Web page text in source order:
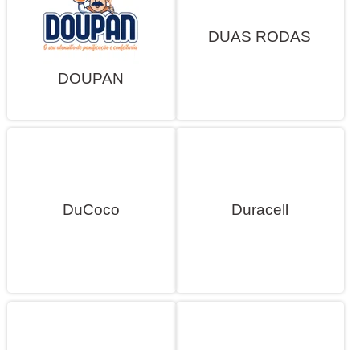
DOUPAN
DUAS RODAS
DuCoco Duracell